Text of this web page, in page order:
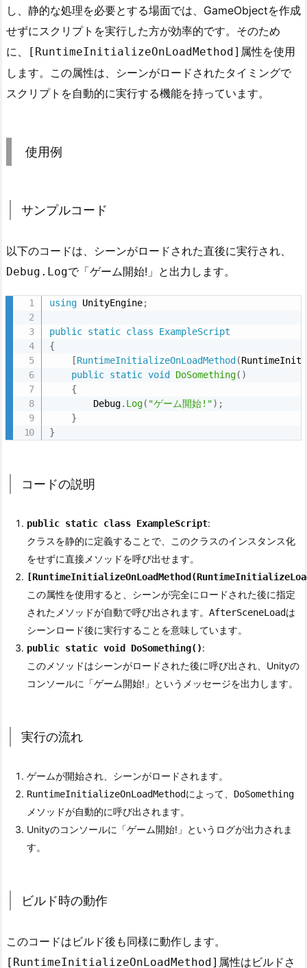
2.
プ
ル
ド
コ
の
説
明
3.
実
の
流
れ
2.
の
動
2.
注
ま
め
し、静的な処理を必要とする場面では、GameObjectを作成
せずにスクリプトを実行した方が効率的です。そのため
に、
[RuntimeInitializeOnLoadMethod] 属性を使用
します。この属性は、シーンがロードされたタイミングで
スクリプトを自動的に実行する機能を持っています。
使用例
サンプルコード
以下のコードは、シーンがロードされた直後に実行され、
Debug.Logで「ゲーム開始!」と出力します。
using UnityEngine;
public static class
ExampleScript
{
[RuntimeInitializeOnLoadMethod (
public static void DoSomething( )
{
        Debug
. Log( "ゲーム開始!") ;
}
}
コードの説明
public static class ExampleScript:
クラスを静的に定義することで、このクラスのインスタンス化
をせずに直接メソッドを呼び出せます。
この属性を使用すると、シーンが完全にロードされた後に指定
されたメソッドが自動で呼び出されます。 AfterSceneLoadは
シーンロード後に実行することを意味しています。
public static void DoSomething():
このメソッドはシーンがロードされた後に呼び出され、Unityの
コンソールに「ゲーム開始!」というメッセージを出力します。
実行の流れ
ゲームが開始され、シーンがロードされます。
RuntimeInitializeOnLoadMethodによって、 DoSomething
メソッドが自動的に呼び出されます。
Unityのコンソールに「ゲーム開始!」というログが出力されま
す。
ビルド時の動作
このコードはビルド後も同様に動作します。
[RuntimeInitializeOnLoadMethod] 属性はビルドさ